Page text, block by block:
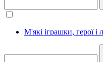
М'які іграшки, герої і